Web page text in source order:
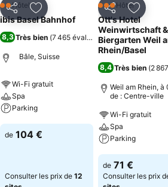
PartagerAjouter à mes favoris
2 Étoiles
Hôtel
ibis Basel Bahnhof
8,3 Très bien (7 465 évaluations)
Bâle, Suisse
Wi-Fi gratuit
Spa
Parking
Consulter les prix
de 104 €
Consulter les prix de 12
Partager
3 ÉtoilesHôtel
Ott's Hotel
Weinwirtschaft &
Biergarten Weil
Rhein/Basel
8,4 Très bien (2
Weil am Rhein, à
de : Centre-ville
Wi-Fi gratuit
Spa
Parking
Consulter les
de 71 €
Consulter les prix